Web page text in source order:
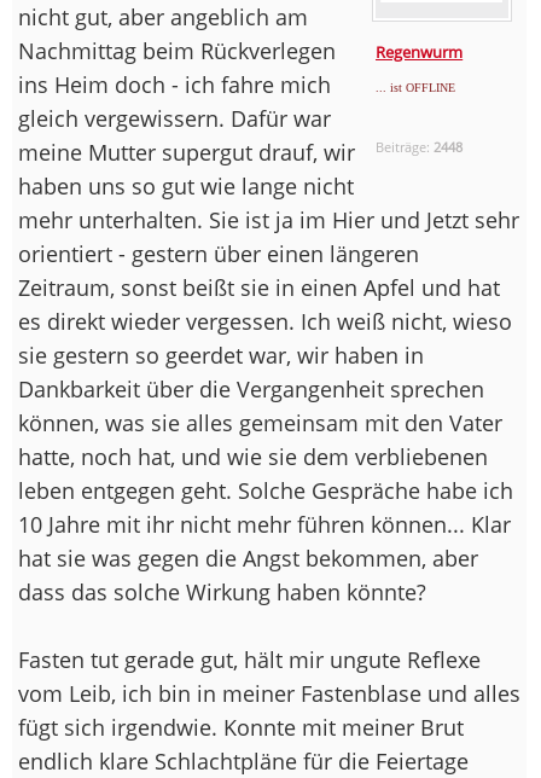
Regenwurm
... ist OFFLINE
Beiträge: 2448
nicht gut, aber angeblich am
Nachmittag beim Rückverlegen
ins Heim doch - ich fahre mich
gleich vergewissern. Dafür war
meine Mutter supergut drauf, wir
haben uns so gut wie lange nicht
mehr unterhalten. Sie ist ja im Hier und Jetzt sehr
orientiert - gestern über einen längeren
Zeitraum, sonst beißt sie in einen Apfel und hat
es direkt wieder vergessen. Ich weiß nicht, wieso
sie gestern so geerdet war, wir haben in
Dankbarkeit über die Vergangenheit sprechen
können, was sie alles gemeinsam mit den Vater
hatte, noch hat, und wie sie dem verbliebenen
leben entgegen geht. Solche Gespräche habe ich
10 Jahre mit ihr nicht mehr führen können... Klar
hat sie was gegen die Angst bekommen, aber
dass das solche Wirkung haben könnte?
Fasten tut gerade gut, hält mir ungute Reflexe
vom Leib, ich bin in meiner Fastenblase und alles
fügt sich irgendwie. Konnte mit meiner Brut
endlich klare Schlachtpläne für die Feiertage